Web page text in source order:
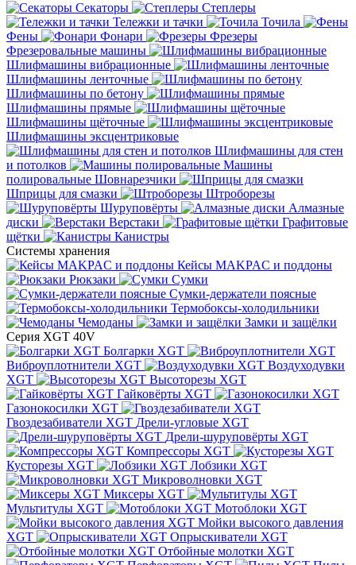
Секаторы
Степлеры
Тележки и тачки
Точила
Фены
Фонари
Фрезеры
Фрезеровальные машины
Шлифмашины вибрационные
Шлифмашины ленточные
Шлифмашины по бетону
Шлифмашины прямые
Шлифмашины щёточные
Шлифмашины эксцентриковые
Шлифмашины для стен
и потолков
Машины
полировальные Шовнарезчики
Шприцы для смазки
Штроборезы
Шуруповёрты
Алмазные
диски
Верстаки
Графитовые
щётки
Канистры
Системы хранения
Кейсы MAKPAC и поддоны
Рюкзаки
Сумки
Сумки-держатели поясные
Термобоксы-холодильники
Чемоданы
Замки и защёлки
Серия XGT 40V
Болгарки XGT
Виброуплотнители XGT
Воздуходувки
XGT
Высоторезы XGT
Гайковёрты XGT
Газонокосилки XGT
Гвоздезабиватели XGT Дрели-угловые XGT
Дрели-шуруповёрты XGT
Компрессоры XGT
Кусторезы XGT
Лобзики XGT
Микроволновки XGT
Миксеры XGT
Мультитулы XGT
Мотоблоки XGT
Мойки высокого давления
XGT
Опрыскиватели XGT
Отбойные молотки XGT